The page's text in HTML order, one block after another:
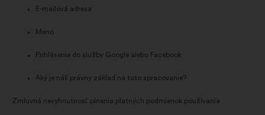
E-mailová adresa
Meno
Prihlásenie do služby Google alebo Facebook
Aký je náš právny základ na toto spracovanie?
Zmluvná nevyhnutnosť plnenia platných podmienok používania